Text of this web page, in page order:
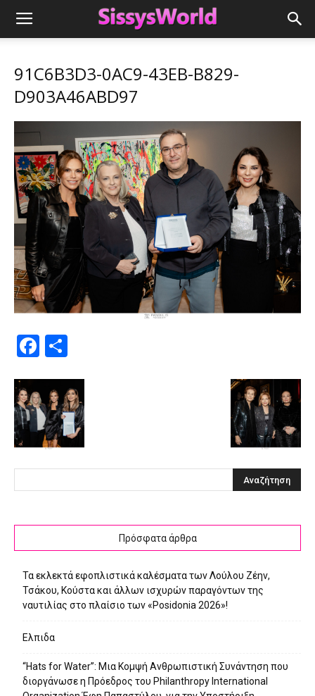
91C6B3D3-0AC9-43EB-B829-
D903A46ABD97
Facebook
Πρόσφατα άρθρα
Τα εκλεκτά εφοπλιστικά καλέσματα των Λούλου Ζέην,
Τσάκου, Κούστα και άλλων ισχυρών παραγόντων της
ναυτιλίας στο πλαίσιο των «Posidonia 2026»!
Ελπιδα
“Hats for Water”: Μια Κομψή Ανθρωπιστική Συνάντηση που
διοργάνωσε η Πρόεδρος του Philanthropy International